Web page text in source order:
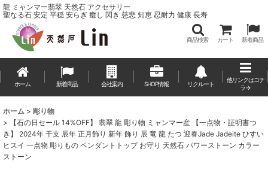
龍 ミャンマー翡翠 天然石 アクセサリー
聖なる石 安定 平穏 安らぎ 癒し 閃き 慈悲 知恵 忍耐力 健康 長寿
商品検索 カート 新着商品
ホーム 新着商品 会社案内 SHOP情報 リクルート
他リンクはコチ
ラ→
ホーム > 彫り物
>
【石の日セール 14%OFF】 翡翠 龍 彫り物 ミャンマー産 【一点物・証明書つ
き】 2024年 干支 辰年 正月飾り 新年 飾り 辰 竜 龍 たつ 迎春Jade Jadeite ひすい
ヒスイ 一点物 彫りもの ペンダントトップ お守り 天然石 パワーストーン カラー
ストーン